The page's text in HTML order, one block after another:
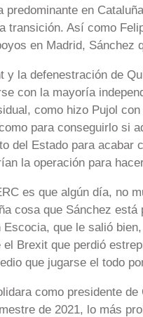
predominante en
transición. Así como
en Madrid, Sánchez
y la defenestración de
con la mayoría
como hizo Pujol
para conseguirlo si
del Estado para acabar
la operación para
es que algún día, no
cosa que Sánchez
que le salió
Brexit que perdió
que jugarse el todo
como presidente
de 2021, lo más